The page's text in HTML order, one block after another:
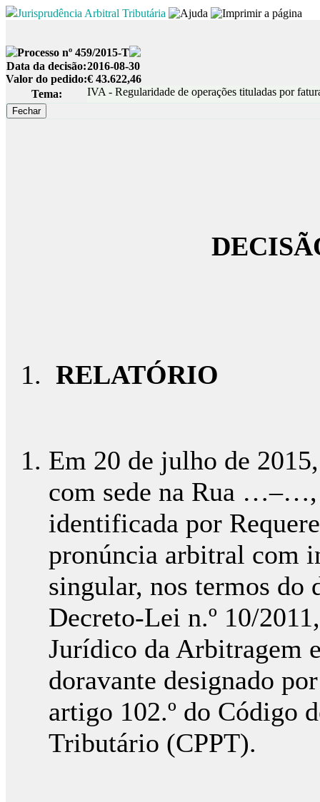
Jurisprudência Arbitral Tributária
Processo nº 459/2015-T
Data da decisão:2016-08-30
Valor do pedido:€ 43.622,46
Tema:
IVA - Regularidade de operações tituladas por
RELATÓRIO
Em 20 de julho de
com sede na Rua
identificada por
pronúncia arbitral com
singular, nos termos do
Decreto-Lei n.º 10/
Jurídico da Arbitragem
doravante designado
artigo 102.º do Código
Tributário (CPPT).